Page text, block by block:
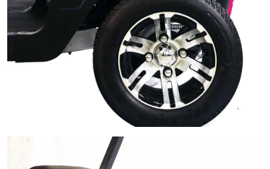
ช่องเก็บขนาดใหญ่ด้านหน้าฝากระโปรงรถพร้อมกุญแจล็อกอย่างดี และ
บริเวณด้านหน้าของรถ เก็บของได้เยอะจุใจ